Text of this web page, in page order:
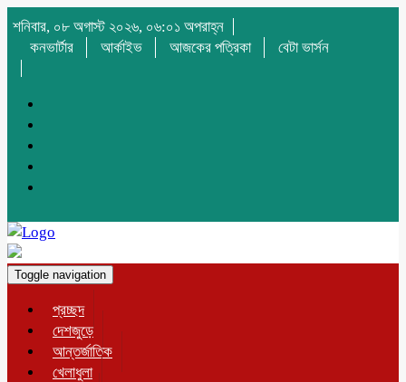
শনিবার, ০৮ অগাস্ট ২০২৬, ০৬:০১ অপরাহ্ন
কনভার্টার
আর্কাইভ আজকের পত্রিকা বেটা ভার্সন
Toggle navigation
প্রচ্ছদ
দেশজুড়ে
আন্তর্জাতিক
খেলাধুলা